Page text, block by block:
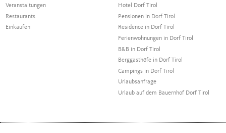
Veranstaltungen
Restaurants
Einkaufen
Hotel Dorf Tirol
Pensionen in Dorf Tirol
Residence in Dorf Tirol
Ferienwohnungen in Dorf Tirol
B&B in Dorf Tirol
Berggasthöfe in Dorf Tirol
Campings in Dorf Tirol
Urlaubsanfrage
Urlaub auf dem Bauernhof Dorf Tirol